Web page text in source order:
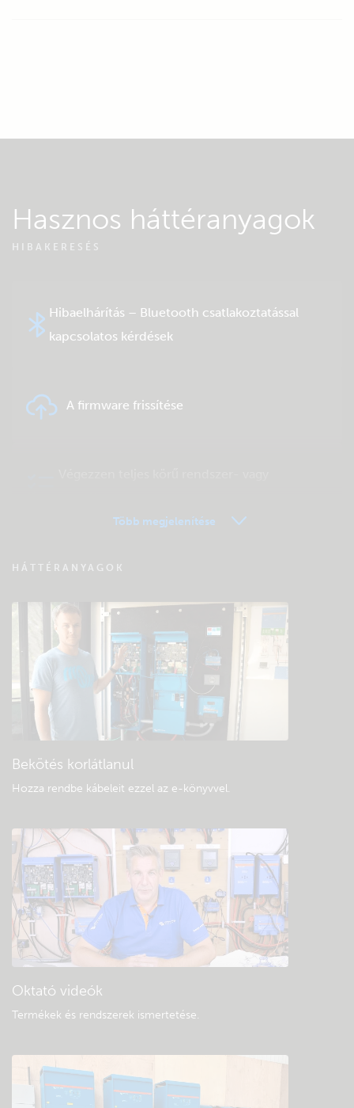
Hasznos háttéranyagok
HIBAKERESÉS
Hibaelhárítás – Bluetooth csatlakoztatással
kapcsolatos kérdések
A firmware frissítése
VRM távfelügyelet – Kérdések és válaszok
Keressen a közösség tudásbázisában
Általános letöltések és dokumentáció
Több megjelenítése
HÁTTÉRANYAGOK
Bekötés korlátlanul
Hozza rendbe kábeleit ezzel az e-könyvvel.
Oktató videók
Termékek és rendszerek ismertetése.